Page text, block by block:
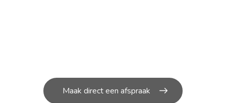
Maak direct een afspraak